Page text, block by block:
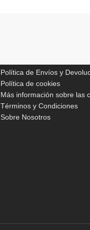
Política de Envíos y
Política de cookies
Más información sobre las
Términos y Condiciones
Sobre Nosotros